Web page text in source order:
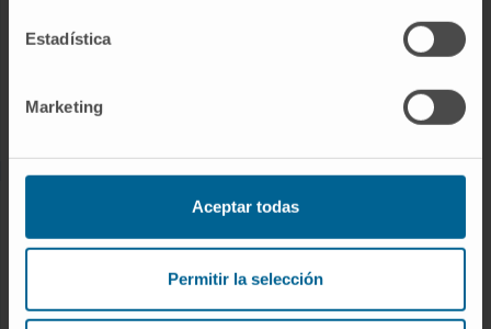
Estadística
Marketing
Aceptar todas
Permitir la selección
Our Researchers
Technology platforms